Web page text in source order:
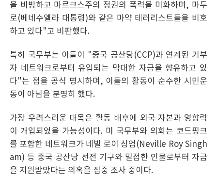
을 비방하고 마르크스주의 정권의 폭력을 미화하며, 마두
로(베네수엘라 대통령)와 같은 마약 테러리스트들을 비호
하고 있다"고 비판했다.
특히 국무부는 이들이 "중국 공산당(CCP)과 연계된 기부
자 네트워크로부터 유입되는 막대한 자금을 향유하고 있
다"는 점을 공식 명시하며, 이들의 활동이 순수한 시민운
동이 아님을 분명히 했다.
가장 우려스러운 대목은 활동 배후에 외국 자본과 영향력
이 개입되었을 가능성이다. 미 국무부와 의회는 코드핑크
를 포함한 네트워크가 네빌 로이 싱엄(Neville Roy Singh
am) 등 중국 공산당 선전 기구와 밀접한 인물로부터 자금
을 지원받았다는 의혹을 집중 조사 중이다.